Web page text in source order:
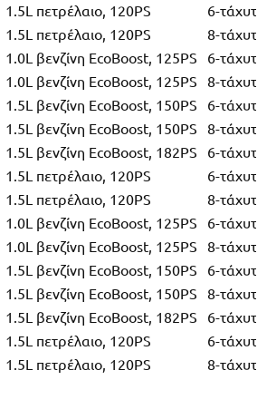
1.5L πετρέλαιο, 120PS
6-
1.5L πετρέλαιο, 120PS
8-
1.0L βενζίνη EcoBoost, 125PS
6-
1.0L βενζίνη EcoBoost, 125PS
8-
1.5L βενζίνη EcoBoost, 150PS
6-
1.5L βενζίνη EcoBoost, 150PS
8-
1.5L βενζίνη EcoBoost, 182PS
6-
1.5L πετρέλαιο, 120PS
6-
1.5L πετρέλαιο, 120PS
8-
1.0L βενζίνη EcoBoost, 125PS
6-
1.0L βενζίνη EcoBoost, 125PS
8-
1.5L βενζίνη EcoBoost, 150PS
6-
1.5L βενζίνη EcoBoost, 150PS
8-
1.5L βενζίνη EcoBoost, 182PS
6-
1.5L πετρέλαιο, 120PS
6-
1.5L πετρέλαιο, 120PS 8-